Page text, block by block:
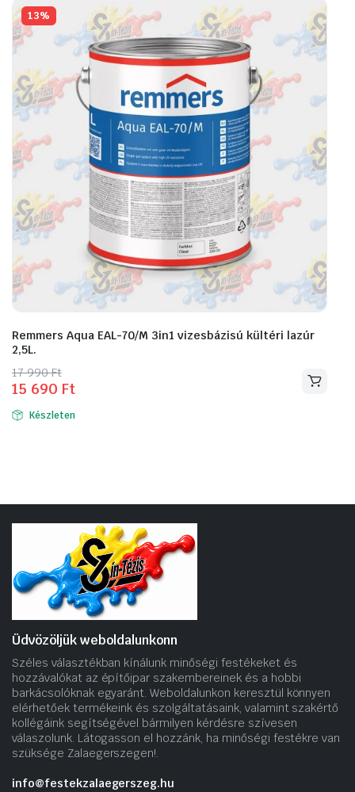
13%
Remmers Aqua EAL-70/M 3in1 vizesbázisú kültéri lazúr
2,5L.
17 990Ft
Original
price
was:
15 690 Ft
Current
price
is:
Ennek
a
A
változatok
termékoldalon
választhatók
ki
Készleten
Üdvözöljük weboldalunkonn
Széles választékban kínálunk minőségi festékeket és
hozzávalókat az építőipar szakembereinek és a hobbi
barkácsolóknak egyaránt. Weboldalunkon keresztül könnyen
elérhetőek termékeink és szolgáltatásaink, valamint szakértő
kollégáink segítségével bármilyen kérdésre szívesen
válaszolunk. Látogasson el hozzánk, ha minőségi festékre van
szüksége Zalaegerszegen!.
info@festekzalaegerszeg.hu